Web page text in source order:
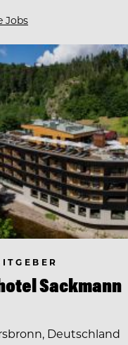
Jobs
Sackmann
Deutschland